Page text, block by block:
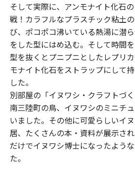
そして実際に、アンモナイト化石
戦！カラフルなプラスチック粘土
び、ポコポコ沸いている熱湯に潜
をした型にはめ込む。そして時間
型を抜くとプニプニとしたレプリ
モナイト化石をストラップにして
した。
別部屋の「イヌワシ・クラフトづ
南三陸町の鳥、イヌワシのミニチ
いました。その他に可愛らしいイ
居、たくさんの本・資料が展示さ
だけでイヌワシ博士になったよう
た。